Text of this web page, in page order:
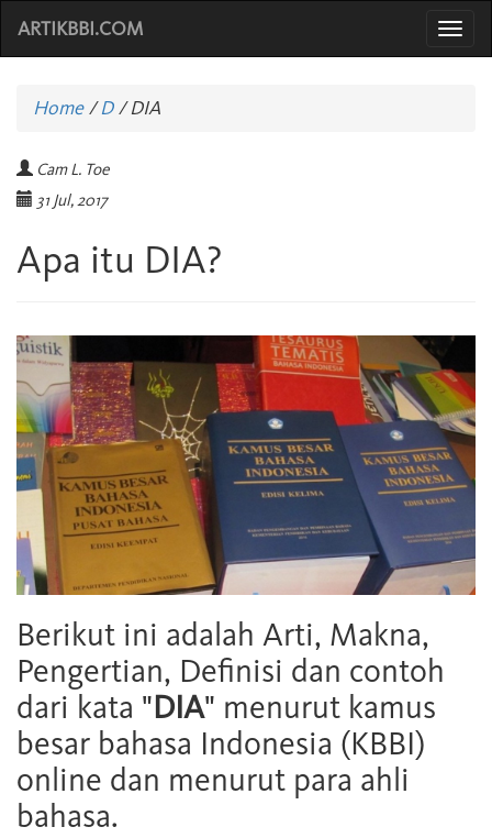
ARTIKBBI.COM
Home/D /DIA
Cam L. Toe
31 Jul, 2017
Apa itu DIA?
Berikut ini adalah Arti, Makna,
Pengertian, Definisi dan contoh
dari kata "DIA" menurut kamus
besar bahasa Indonesia (KBBI)
online dan menurut para ahli
bahasa.